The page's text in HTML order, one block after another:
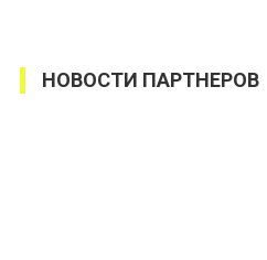
НОВОСТИ ПАРТНЕРОВ